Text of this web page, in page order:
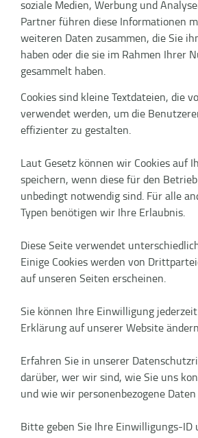
soziale Medien, Werbung und
Partner führen diese Informationen
weiteren Daten zusammen, die Sie
haben oder die sie im Rahmen Ihrer
gesammelt haben.
Cookies sind kleine Textdateien, die
verwendet werden, um die
effizienter zu gestalten.
Laut Gesetz können wir Cookies auf
speichern, wenn diese für den
unbedingt notwendig sind. Für alle
Typen benötigen wir Ihre Erlaubnis.
Diese Seite verwendet
Einige Cookies werden von
auf unseren Seiten erscheinen.
Sie können Ihre Einwilligung
Erklärung auf unserer Website
Erfahren Sie in unserer
darüber, wer wir sind, wie Sie uns
und wie wir personenbezogene
Bitte geben Sie Ihre Einwilligungs-ID